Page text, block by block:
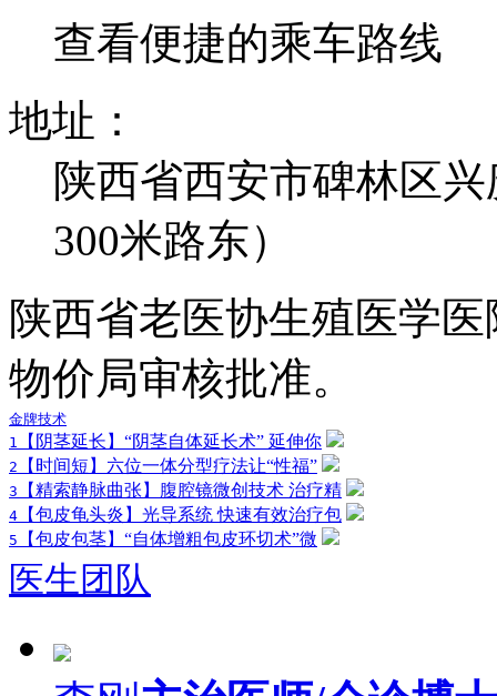
查看便捷的乘车路线
地址：
陕西省西安市碑林区
300米路东）
陕西省老医协生殖医学
物价局审核批准。
金牌技术
1
【阴茎延长】“阴茎自体延长术” 延伸你
2 【时间短】六位一体分型疗法让“性福”
3 【精索静脉曲张】腹腔镜微创技术 治疗精
4 【包皮龟头炎】光导系统 快速有效治疗包
5 【包皮包茎】“自体增粗包皮环切术”微
医生团队